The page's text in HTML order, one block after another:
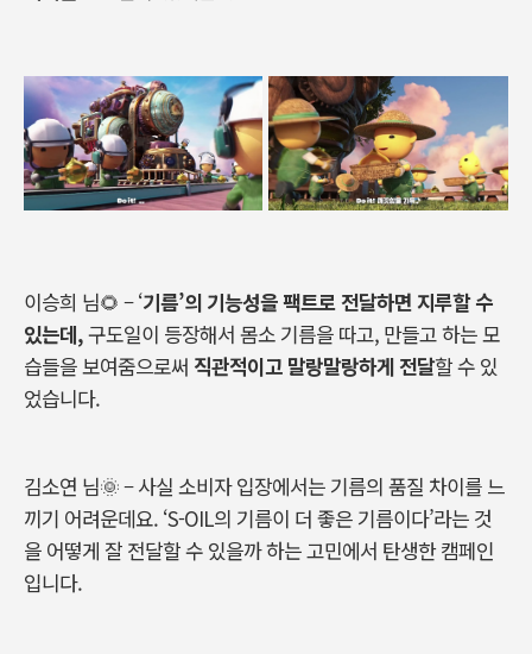
이승희 님🌻 – ‘기름’의 기능성을팩트로 전달하면 지루할 수
있는데,구도일이 등장해서 몸소 기름을 따고, 만들고하는모
습들을보여줌으로써 직관적이고 말랑말랑하게 전달할수 있
었습니다.
김소연 님🌞 –사실 소비자 입장에서는 기름의 품질 차이를 느
끼기 어려운데요. ‘S-OIL의 기름이 더 좋은 기름이다’라는 것
을 어떻게 잘 전달할수 있을까하는고민에서 탄생한 캠페인
입니다.